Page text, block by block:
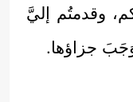
وقدمتُم إليَّ
جزاؤها.